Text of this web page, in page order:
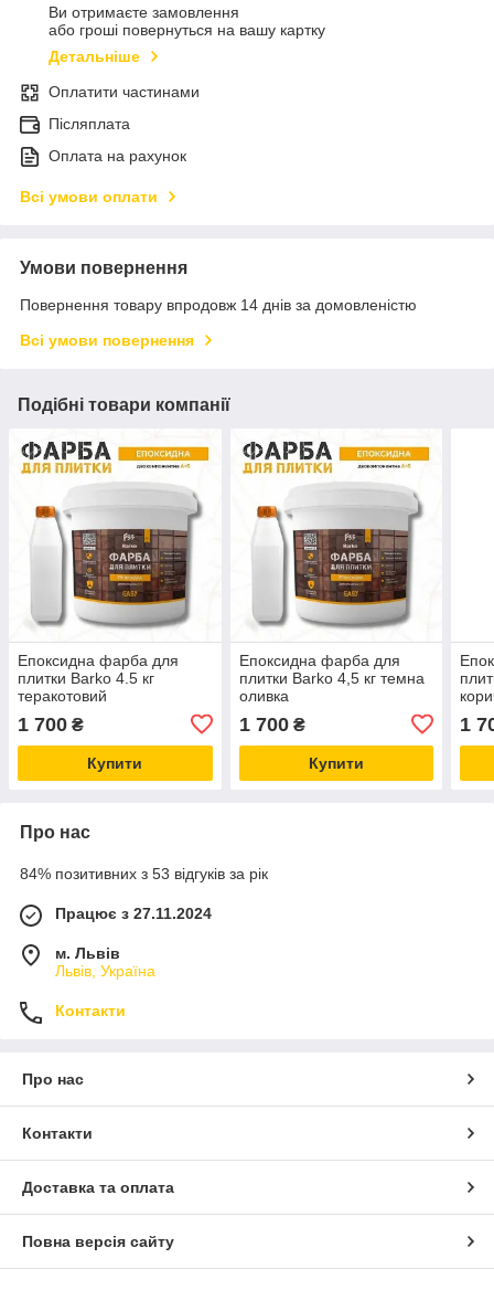
Ви отримаєте замовлення
або гроші повернуться на вашу картку
Детальніше
Оплатити частинами
Післяплата
Оплата на рахунок
Всі умови оплати
Умови повернення
Повернення товару впродовж 14 днів за домовленістю
Всі умови повернення
Подібні товари компанії
Епоксидна фарба для
плитки Barko 4.5 кг
теракотовий
1 700 ₴
Купити
Епоксидна фарба для
плитки Barko 4,5 кг темна
оливка
1 700₴
Купити
1
Про нас
84% позитивних з 53 відгуків за рік
Працює з 27.11.2024
м. Львів
Львів, Україна
Контакти
Про нас
Контакти
Доставка та оплата
Повна версія сайту